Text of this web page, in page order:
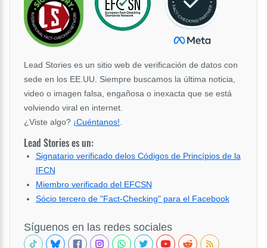
Lead Stories es un sitio web de verificación de datos con
sede en los EE.UU. Siempre buscamos la última noticia,
video o imagen falsa, engañosa o inexacta que se está
volviendo viral en internet.
¿Viste algo? ¡Cuéntanos!
Lead Stories es un:
Signatario verificado delos Códigos de Princípios de la
IFCN
Miembro verificado del EFCSN
Sócio tercero de "Fact-Checking" para el Facebook
Síguenos en las redes sociales